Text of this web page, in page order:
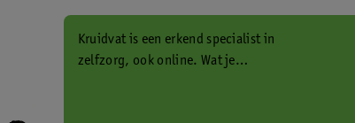
Kruidvat is een erkend specialist in
zelfzorg, ook online. Wat je